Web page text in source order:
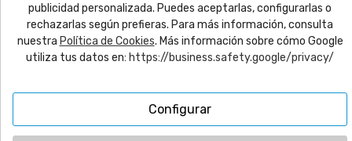
Boletín de noticias 
| CMC VYRECO SL - C/Juan Bautista Llorens,
publicidad personalizada. Puedes aceptarlas, configurarlas o
rechazarlas según prefieras. Para más información, consulta
nuestra Política de Cookies. Más información sobre cómo Google
utiliza tus datos en: https://business.safety.google/privacy/
Configurar